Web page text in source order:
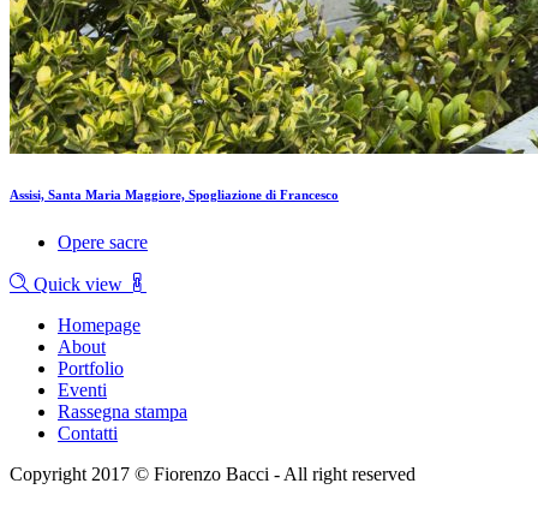
Assisi, Santa Maria Maggiore, Spogliazione di Francesco
Opere sacre
Quick view
Homepage
About
Portfolio
Eventi
Rassegna stampa
Contatti
Copyright 2017 © Fiorenzo Bacci - All right reserved